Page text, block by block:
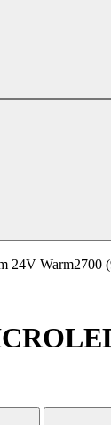
24V Warm2700